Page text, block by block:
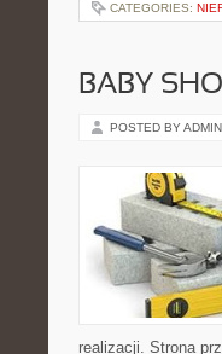
CATEGORIES:
BABY
POSTED BY ADMIN
realizacji. Strona